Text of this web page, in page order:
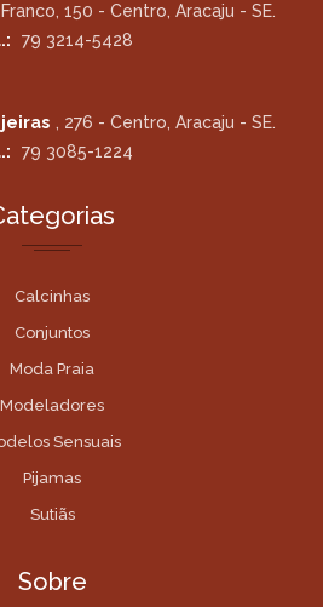
150 - Centro, Aracaju - SE.
79 3214-5428
, 276 - Centro, Aracaju - SE.
79 3085-1224
Calcinhas
Conjuntos
Moda Praia
Modeladores
Sensuais
Pijamas
Sutiãs
Sobre